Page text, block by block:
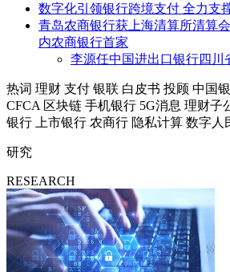
数字化引领银行跨境支付 全力支
青岛农商银行获上海清算所清算
内农商银行首家
李源任中国进出口银行四川
热词 理财 支付 银联 白皮书 投顾 中国
CFCA 区块链 手机银行 5G消息 理财子
银行
上市银行 农商行 隐私计算 数字人
研究
RESEARCH